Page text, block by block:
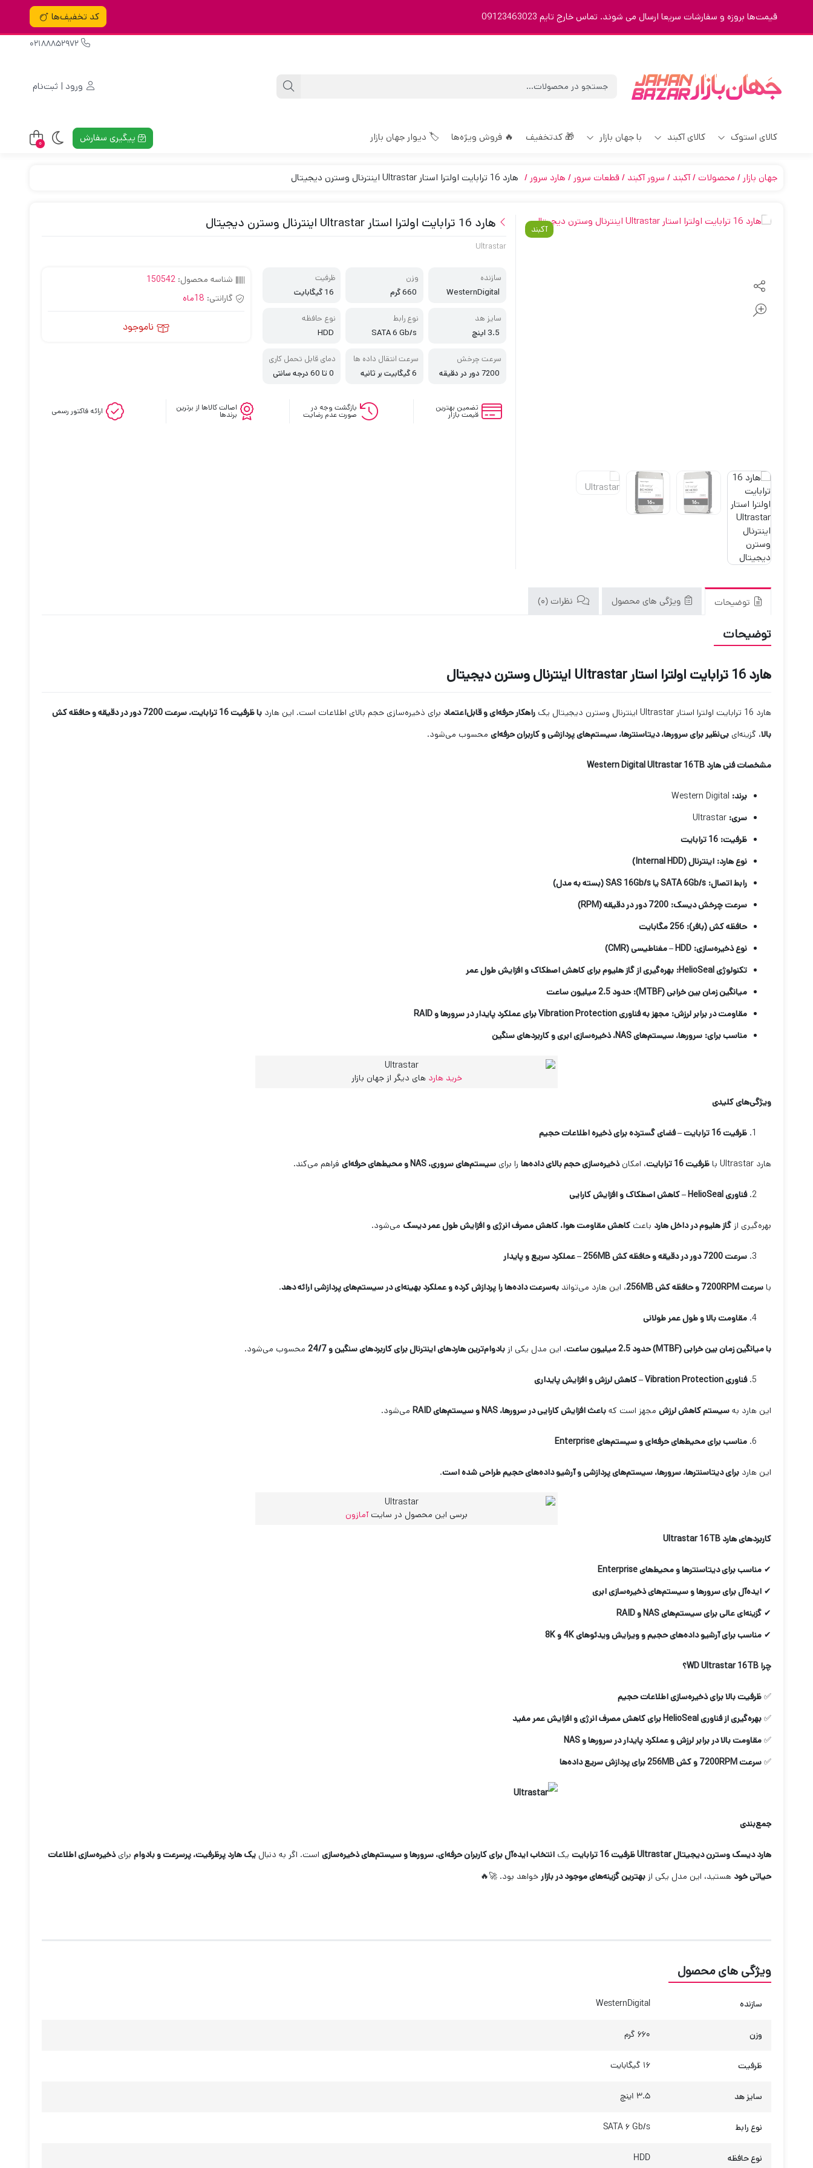
قیمت‌ها بروزه و سفارشات سریعا ارسال می شوند. تماس خارج تایم 09123463023 کد تخفیف‌ها
02188852972
ورود | ثبت‌نام
کالای استوک کالای آکبند با جهان بازار 🎁 کدتخفیف 🔥 فروش ویژه‌ها 🏷️ دیوار جهان بازار پیگیری سفارش 0
جهان بازار محصولات آکبند سرور آکبند قطعات سرور هارد سرور هارد 16 ترابایت اولترا استار Ultrastar اینترنال وسترن دیجیتال
آکبند هارد 16 ترابایت اولترا استار Ultrastar اینترنال وسترن دیجیتال
Ultrastar
سازنده
WesternDigital
وزن
660 گرم
ظرفیت
16 گیگابایت
سایز هد
3.5 اینچ
نوع رابط
SATA 6 Gb/s
نوع حافظه
HDD
سرعت چرخش
7200 دور در دقیقه
سرعت انتقال داده ها
6 گیگابیت بر ثانیه
دمای قابل تحمل کاری
0 تا 60 درجه سانتی
شناسه محصول: 150542
گارانتی: 18ماه
ناموجود
تضمین بهترین
قیمت بازار
بازگشت وجه در
صورت عدم رضایت
اصالت کالاها از برترین
برندها ارائه فاکتور رسمی
توضیحات ویژگی های محصول نظرات (0)
توضیحات
هارد 16 ترابایت اولترا استار Ultrastar اینترنال وسترن دیجیتال
هارد 16 ترابایت اولترا استار Ultrastar اینترنال وسترن دیجیتال یک راهکار حرفه‌ای و قابل‌اعتماد برای ذخیره‌سازی حجم بالای اطلاعات است. این هارد
با ظرفیت 16 ترابایت، سرعت 7200 دور در دقیقه و حافظه کش
بالا، گزینه‌ای بی‌نظیر برای سرورها، دیتاسنترها، سیستم‌های پردازشی و کاربران حرفه‌ایمحسوب می‌شود.
مشخصات فنی هارد
برند:
سری:
ظرفیت:
16 ترابایت
نوع هارد: اینترنال(Internal HDD)
رابط اتصال:
SATA 6Gb/sیاSAS 16Gb/s ( بسته به مدل)
سرعت چرخش دیسک:
7200دور در دقیقه(RPM)
حافظه کش (بافر):
256مگابایت
نوع ذخیره‌سازی:
HDD – مغناطیسی(CMR)
تکنولوژیHelioSeal:
بهره‌گیری از گاز هلیوم برای کاهش اصطکاک و افزایش طول عمر
میانگین زمان بین خرابی(MTBF):
حدود 2.5 میلیون ساعت
مقاومت در برابر لرزش: مجهز به فناوریVibration Protection برای عملکرد پایدار در سرورها وRAID
مناسب برای: سرورها، سیستم‌هایNAS ، ذخیره‌سازی ابری و کاربردهای سنگین
خرید هارد های دیگر از جهان بازار
ویژگی‌های کلیدی
ظرفیت 16 ترابایت – فضای گسترده برای ذخیره اطلاعات حجیم
هارد Ultrastar با ظرفیت 16 ترابایت ، امکانذخیره‌سازی حجم بالای داده‌هارا برای سیستم‌های سروری، NASو محیط‌های حرفه‌ایفراهم می‌کند.
فناوریHelioSeal – کاهش اصطکاک و افزایش کارایی
بهره‌گیری از گاز هلیوم در داخل هارد باعث کاهش مقاومت هوا، کاهش مصرف انرژی و افزایش طول عمر دیسک می‌شود.
سرعت 7200 دور در دقیقه و حافظه کش 256 MB – عملکرد سریع و پایدار
با سرعت 7200RPM و حافظه کش 256MB ، این هارد می‌تواند به‌سرعت داده‌ها را پردازش کرده و عملکرد بهینه‌ای در سیستم‌های پردازشی ارائه دهد.
مقاومت بالا و طول عمر طولانی
با میانگین زمان بین خرابی(MTBF) حدود 2.5 میلیون ساعت ، این مدل یکی از بادوام‌ترین هاردهای اینترنال برای کاربردهای سنگین و 24/7 محسوب می‌شود.
فناوریVibration Protection – کاهش لرزش و افزایش پایداری
این هارد به سیستم کاهش لرزشمجهز است که باعث افزایش کارایی در سرورها، NASو سیستم‌هایRAID می‌شود.
مناسب برای محیط‌های حرفه‌ای و سیستم‌هایEnterprise
این هارد برای دیتاسنترها، سرورها، سیستم‌های پردازشی و آرشیو داده‌های حجیم طراحی شده است.
برسی این محصول در سایتآمازون
کاربردهای هارد
✔ مناسب برای دیتاسنترها و محیط‌هایEnterprise
✔ ایده‌آل برای سرورها و سیستم‌های ذخیره‌سازی ابری
✔ گزینه‌ای عالی برای سیستم‌هایNAS وRAID
✔ مناسب برای آرشیو داده‌های حجیم و ویرایش ویدئوهای 4K و 8K
چرا ؟
✅ ظرفیت بالا برای ذخیره‌سازی اطلاعات حجیم
✅ بهره‌گیری از فناوریHelioSeal
برای کاهش مصرف انرژی و افزایش عمر مفید
✅ مقاومت بالا در برابر لرزش و عملکرد پایدار در سرورها وNAS
✅ سرعت 7200RPM و کش 256MB برای پردازش سریع داده‌ها
جمع‌بندی
هارد دیسک وسترن دیجیتالUltrastar ظرفیت 16 ترابایت یک انتخاب ایده‌آل برای کاربران حرفه‌ای، سرورها و سیستم‌های ذخیره‌سازیاست. اگر به دنبال یک هارد پرظرفیت، پرسرعت و بادوامبرایذخیره‌سازی اطلاعات
حیاتی خود هستید، این مدل یکی از بهترین گزینه‌های موجود در بازار خواهد بود. 🚀🔥
ویژگی های محصول
سازنده WesternDigital
وزن 660 گرم
ظرفیت 16 گیگابایت
سایز هد 3.5 اینچ
نوع رابط SATA 6 Gb/s
نوع حافظه HDD